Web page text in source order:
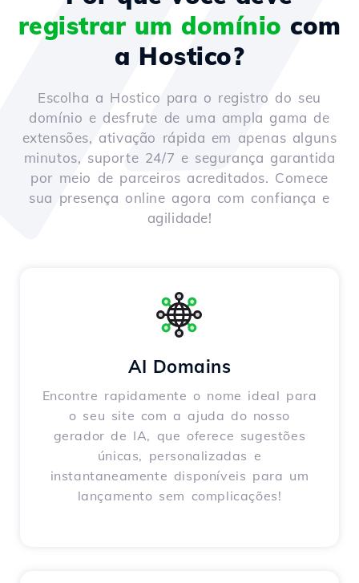
registrar um domínio com
a Hostico?
Escolha a Hostico para o registro do seu
domínio e desfrute de uma ampla gama de
extensões, ativação rápida em apenas alguns
minutos, suporte 24/7 e segurança garantida
por meio de parceiros acreditados. Comece
sua presença online agora com confiança e
agilidade!
AI Domains
Encontre rapidamente o nome ideal para
o seu site com a ajuda do nosso
gerador de IA, que oferece sugestões
únicas, personalizadas e
instantaneamente disponíveis para um
lançamento sem complicações!